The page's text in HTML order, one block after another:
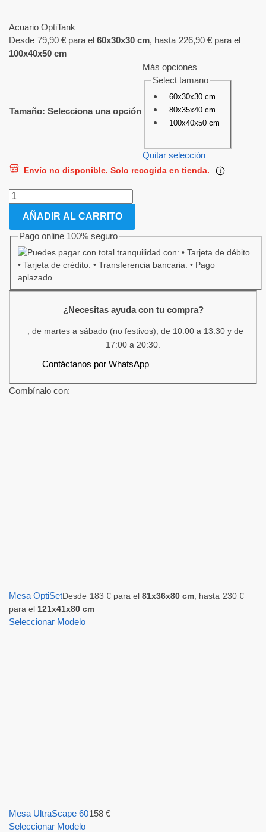
Acuario OptiTank
Desde 79,90 € para el 60x30x30 cm, hasta 226,90 € para el
100x40x50 cm
Tamaño: Selecciona una opción
Más opciones
Select tamano
60x30x30 cm
80x35x40 cm
100x40x50 cm
Quitar selección
Envío no disponible. Solo recogida en tienda.
AÑADIR AL CARRITO
Pago online 100% seguro
¿Necesitas ayuda con tu compra?
, de martes a sábado (no festivos), de 10:00 a 13:30 y de
17:00 a 20:30.
Contáctanos por WhatsApp
Combínalo con:
Mesa OptiSetDesde 183 € para el 81x36x80 cm, hasta 230 €
para el 121x41x80 cm
Seleccionar Modelo
Mesa UltraScape 60158 €
Seleccionar Modelo